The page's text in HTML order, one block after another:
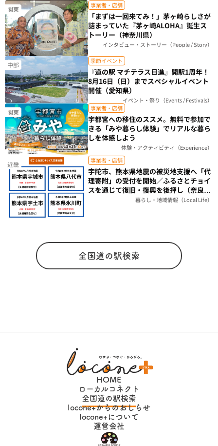
関東 事業者・店舗
「まずは一回来てみ！」茅ヶ崎らしさが
詰まっていた『茅ヶ崎ALOHA』誕生ス
トーリー（神奈川県）
インタビュー・ストーリー（People / Story）
中部 季節イベント
『道の駅 マチテラス日進』開駅1周年！
8月16日（日）までスペシャルイベント
開催（愛知県）
イベント・祭り（Events / Festivals）
関東 事業者・店舗
宇都宮への移住のススメ。無料で参加で
きる「みや暮らし体験」でリアルな暮ら
しを体感しよう
体験・アクティビティ（Experience）
近畿 事業者・店舗
宇陀市、熊本県地震の被災地支援へ「代
理寄附」の受付を開始／ふるさとチョイ
スを通じて復旧・復興を後押し（奈良
暮らし・地域情報（Local Life）
全国道の駅検索
HOME
ローカルコネクト
全国道の駅検索
locone+からのおしらせ
locone+について
運営会社